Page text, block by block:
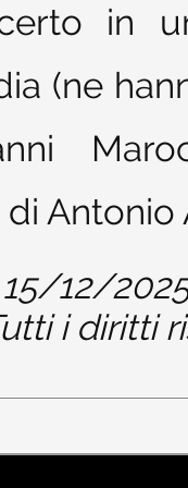
in
(ne
Antonio
15/12/
i diritti